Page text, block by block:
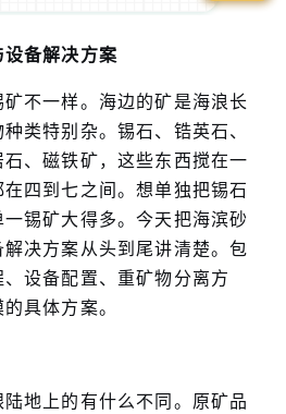
备解决方案
不一样。海边的矿是海浪长
类特别杂。锡石、锆英石、
、磁铁矿，这些东西搅在一
四到七之间。想单独把锡石
锡矿大得多。今天把海滨砂
决方案从头到尾讲清楚。包
设备配置、重矿物分离方
具体方案。
地上的有什么不同。原矿品